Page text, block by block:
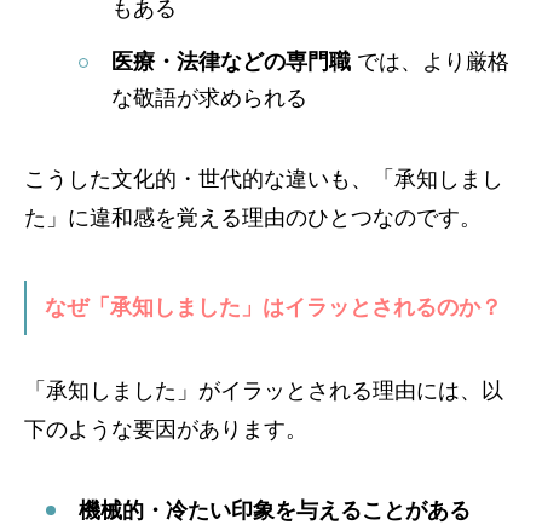
もある
医療・法律などの専門職 では、より厳格
な敬語が求められる
こうした文化的・世代的な違いも、「承知しまし
た」に違和感を覚える理由のひとつなのです。
なぜ「承知しました」はイラッとされるのか？
「承知しました」がイラッとされる理由には、以
下のような要因があります。
機械的・冷たい印象を与えることがある